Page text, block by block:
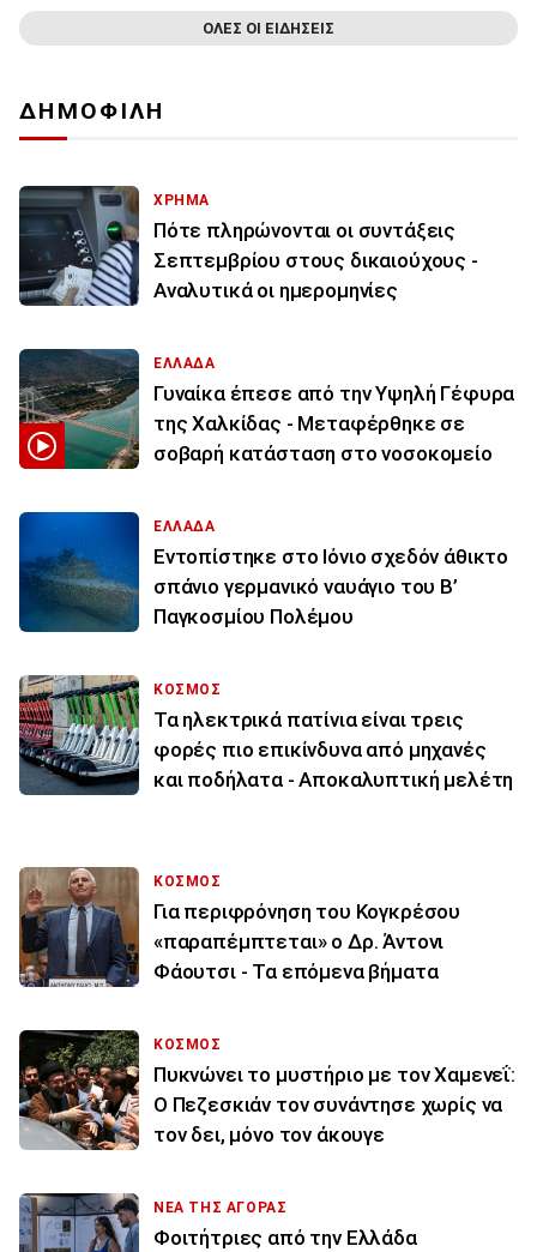
ΟΛΕΣ ΟΙ ΕΙΔΗΣΕΙΣ
ΔΗΜΟΦΙΛΗ
ΧΡΗΜΑ
Πότε πληρώνονται οι συντάξεις
Σεπτεμβρίου στους δικαιούχους -
Αναλυτικά οι ημερομηνίες
ΕΛΛΑΔΑ
Γυναίκα έπεσε από την Υψηλή Γέφυρα
της Χαλκίδας - Μεταφέρθηκε σε
σοβαρή κατάσταση στο νοσοκομείο
ΕΛΛΑΔΑ
Εντοπίστηκε στο Ιόνιο σχεδόν άθικτο
σπάνιο γερμανικό ναυάγιο του Β’
Παγκοσμίου Πολέμου
ΚΟΣΜΟΣ
Τα ηλεκτρικά πατίνια είναι τρεις
φορές πιο επικίνδυνα από μηχανές
και ποδήλατα - Αποκαλυπτική μελέτη
ΚΟΣΜΟΣ
Για περιφρόνηση του Κογκρέσου
«παραπέμπτεται» ο Δρ. Άντονι
Φάουτσι - Τα επόμενα βήματα
ΚΟΣΜΟΣ
Πυκνώνει το μυστήριο με τον Χαμενεΐ:
Ο Πεζεσκιάν τον συνάντησε χωρίς να
τον δει, μόνο τον άκουγε
ΝΕΑ ΤΗΣ ΑΓΟΡΑΣ
Φοιτήτριες από την Ελλάδα